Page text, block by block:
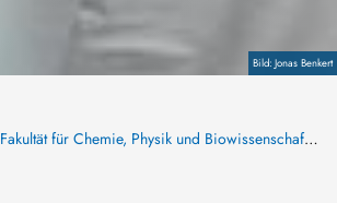
CopyrightJonas Benkert
Fakultät für Chemie, Physik und Biowissenschaften